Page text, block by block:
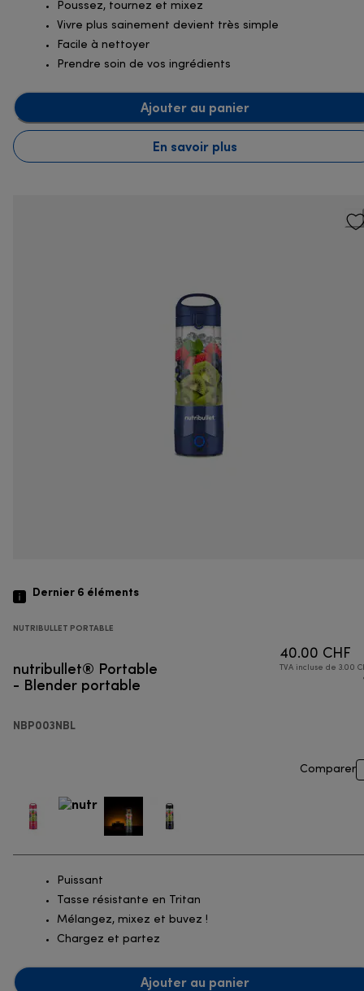
Poussez, tournez et mixez
Vivre plus sainement devient très simple
Facile à nettoyer
Prendre soin de vos ingrédients
Ajouter au panier
En savoir plus
Dernier 6 éléments
NUTRIBULLET PORTABLE
nutribullet® Portable
- Blender portable
NBP003NBL
40.00 CHF
TVA incluse de 3.00
Comparer
Puissant
Tasse résistante en Tritan
Mélangez, mixez et buvez !
Chargez et partez
Ajouter au panier